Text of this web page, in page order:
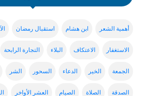
أهمية الشعر ابن هشام استقبال رمضان
الاستغفار الاعتكاف البلاء التجارة الرابحة
الجمعة الخير الدعاء السحور الشر
الصدقة الصلاة الصيام العشر الأواخر